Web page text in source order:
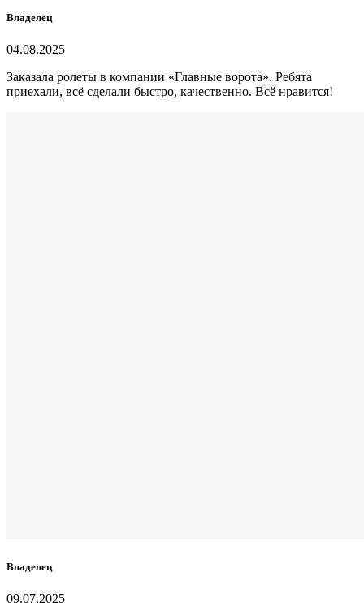
Владелец
04.08.2025
Заказала ролеты в компании «Главные ворота». Ребята
приехали, всё сделали быстро, качественно. Всё нравится!
Владелец
09.07.2025